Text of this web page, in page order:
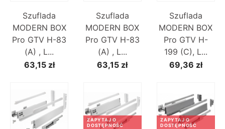
Szuflada
MODERN BOX
Pro GTV H-83
(A) , L...
63,15 zł
Szuflada
MODERN BOX
Pro GTV H-83
(A) , L...
63,15 zł
Szuflada
MODERN BOX
Pro GTV H-
199 (C), L...
69,36 zł
ZAPYTAJ O
DOSTĘPNOŚĆ
ZAPYTAJ O
DOSTĘPNOŚĆ